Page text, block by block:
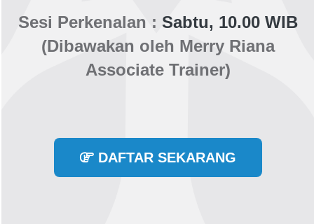
Sesi Perkenalan : Sabtu, 10.00 WIB
(Dibawakan oleh Merry Riana
Associate Trainer)
DAFTAR SEKARANG